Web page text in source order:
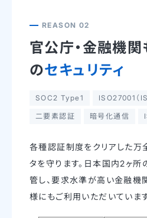
REASON 02
官公庁・金融機関
のセキュリティ
SOC2 Type1 ISO27001（
二要素認証 暗号化通信
各種認証制度をクリアした万
タを守ります。日本国内2ヶ所
管し、要求水準が高い金融機
様にもご利用いただいています